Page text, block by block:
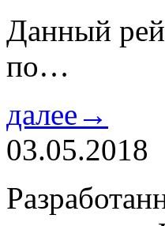
Данный
по…
далее→
03.05.2018